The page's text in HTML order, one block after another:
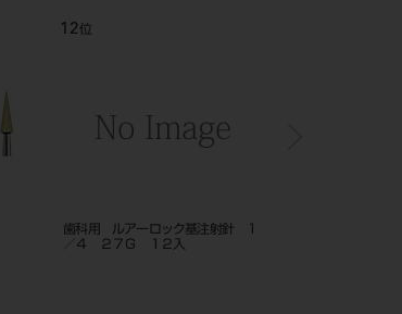
12 位
歯科用 ルアーロック基注射針 １
／４ ２７Ｇ １２入